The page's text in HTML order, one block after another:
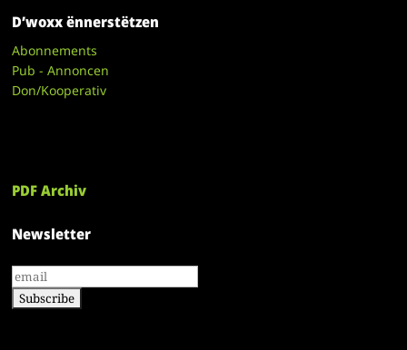
D’woxx ënnerstëtzen
Abonnements
Pub - Annoncen
Don/Kooperativ
PDF Archiv
Newsletter